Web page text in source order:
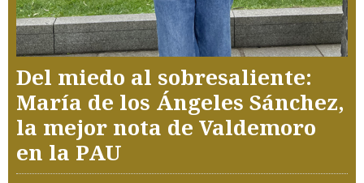
Del miedo al sobresaliente:
María de los Ángeles Sánchez,
la mejor nota de Valdemoro
en la PAU